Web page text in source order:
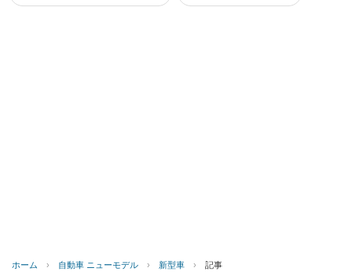
ホーム › 自動車 ニューモデル › 新型車 › 記事